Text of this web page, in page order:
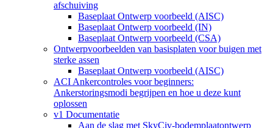
afschuiving
Baseplaat Ontwerp voorbeeld (AISC)
Baseplaat Ontwerp voorbeeld (IN)
Baseplaat Ontwerp voorbeeld (CSA)
Ontwerpvoorbeelden van basisplaten voor buigen met
sterke assen
Baseplaat Ontwerp voorbeeld (AISC)
ACI Ankercontroles voor beginners:
Ankerstoringsmodi begrijpen en hoe u deze kunt
oplossen
v1 Documentatie
Aan de slag met SkyCiv-bodemplaatontwerp